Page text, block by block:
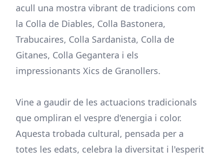
acull una mostra vibrant de tradicions com
la Colla de Diables, Colla Bastonera,
Trabucaires, Colla Sardanista, Colla de
Gitanes, Colla Gegantera i els
impressionants Xics de Granollers.
Vine a gaudir de les actuacions tradicionals
que ompliran el vespre d'energia i color.
Aquesta trobada cultural, pensada per a
totes les edats, celebra la diversitat i l'esperit